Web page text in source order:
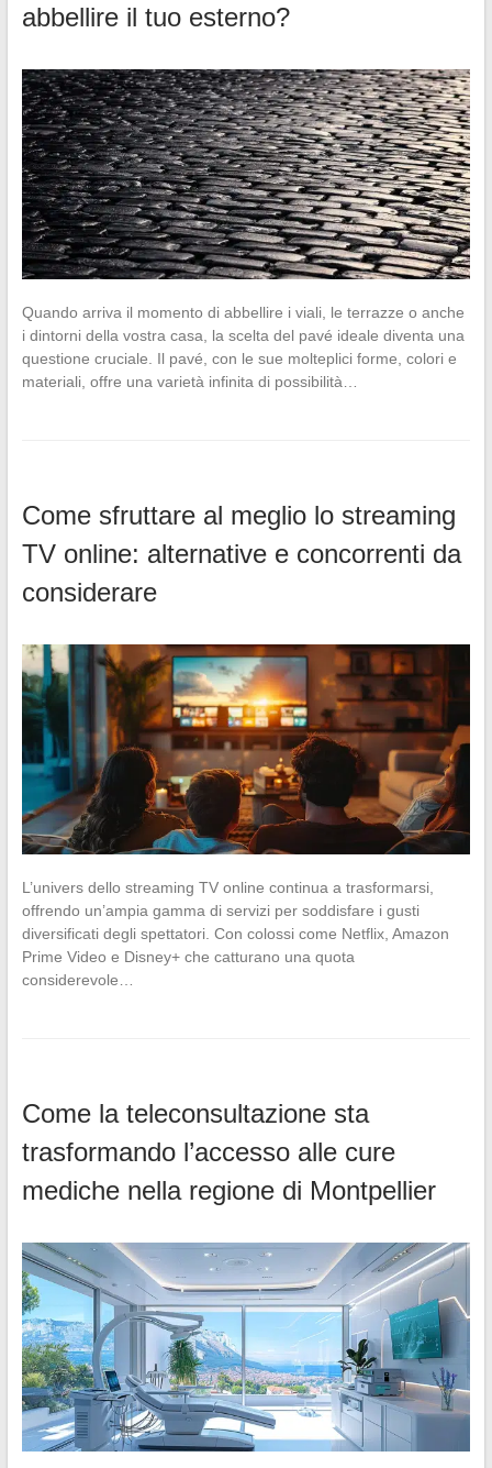
abbellire il tuo esterno?
Quando arriva il momento di abbellire i viali, le terrazze o anche
i dintorni della vostra casa, la scelta del pavé ideale diventa una
questione cruciale. Il pavé, con le sue molteplici forme, colori e
materiali, offre una varietà infinita di possibilità…
Come sfruttare al meglio lo streaming
TV online: alternative e concorrenti da
considerare
L’univers dello streaming TV online continua a trasformarsi,
offrendo un’ampia gamma di servizi per soddisfare i gusti
diversificati degli spettatori. Con colossi come Netflix, Amazon
Prime Video e Disney+ che catturano una quota
considerevole…
Come la teleconsultazione sta
trasformando l’accesso alle cure
mediche nella regione di Montpellier